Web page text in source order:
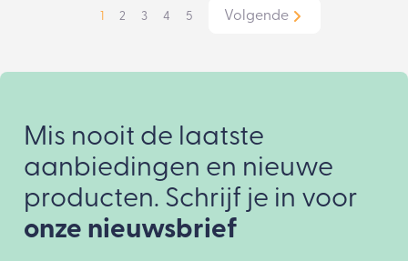
1 2 3 4 5 Volgende
Mis nooit de laatste
aanbiedingen en nieuwe
producten. Schrijf je in voor
onze nieuwsbrief